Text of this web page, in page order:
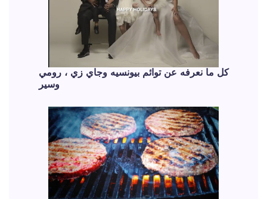
كل ما نعرفه عن توائم بيونسيه وجاي زي ، رومي
وسير